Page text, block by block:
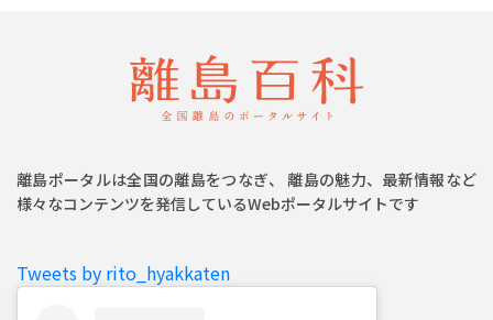
離島ポータルは全国の離島をつなぎ、 離島の魅力、最新情報など
様々なコンテンツを発信しているWebポータルサイトです
Tweets by rito_hyakkaten